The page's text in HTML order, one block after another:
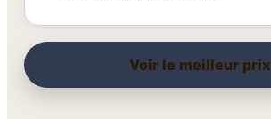
Voir le meilleur prix